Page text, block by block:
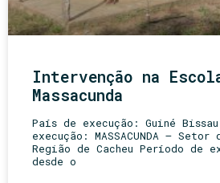
Intervenção na
Massacunda
País de execução: Guiné
execução: MASSACUNDA –
Região de Cacheu Período de
desde o